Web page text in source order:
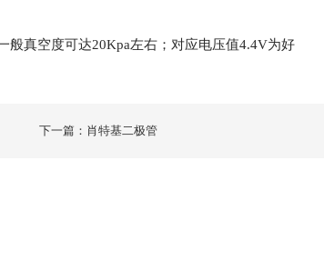
真空度可达20Kpa左右；对应电压值4.4V为好
下一篇：肖特基二极管